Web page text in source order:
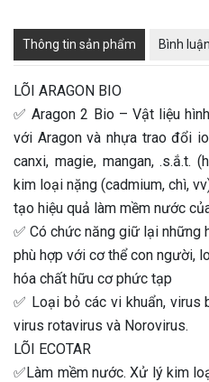
Thông tin sản phẩm Bình luận
LÕI ARAGON BIO
✅ Aragon 2 Bio – Vật liệu
với Aragon và nhựa trao đổi
canxi, magie, mangan, .s.ắ.t.
kim loại nặng (cadmium, chì,
tạo hiệu quả làm mềm nước
✅ Có chức năng giữ lại những
phù hợp với cơ thể con người,
hóa chất hữu cơ phức tạp
✅ Loại bỏ các vi khuẩn, virus
virus rotavirus và Norovirus.
LÕI ECOTAR
✅Làm mềm nước. Xử lý kim